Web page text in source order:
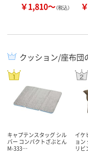
￥1,810～（税込）
クッション/座布団
キャプテンスタッグ シル
バー コンパクトざぶとん
M-333…
イケ
ョン
リ